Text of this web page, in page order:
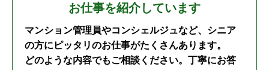
お仕事を紹介しています
マンション管理員やコンシェルジュなど、シニア
の方にピッタリのお仕事がたくさんあります。
どのような内容でもご相談ください。丁寧にお答